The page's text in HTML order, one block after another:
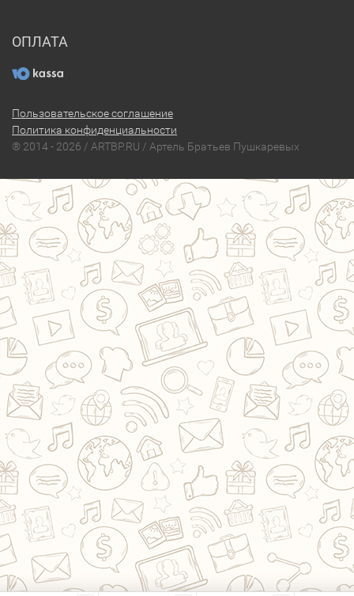
ОПЛАТА
Пользовательское соглашение
Политика конфиденциальности
® 2014 - 2026 / ARTBP.RU / Артель Братьев Пушкаревых